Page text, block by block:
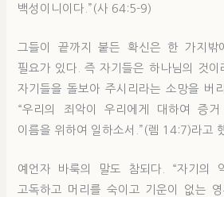
백성이니이다.”(사 64:5-9)
그들이 끝까지 붙든 확신은 한 가지밖
필요가 있다. 즉 자기들은 하나님의 것이
자기들을 돌보아 주시리라는 소망을 버
“우리의 죄악이 우리에게 대하여 증
이름을 위하여 일하소서.”(렘 14:7)라고
예언자 바룩의 말도 참되다. “자기의
고독하고 머리를 숙이고 기운이 없는